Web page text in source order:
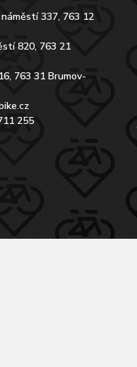
337, 763 12
820, 763 21
763 31 Brumov-
255